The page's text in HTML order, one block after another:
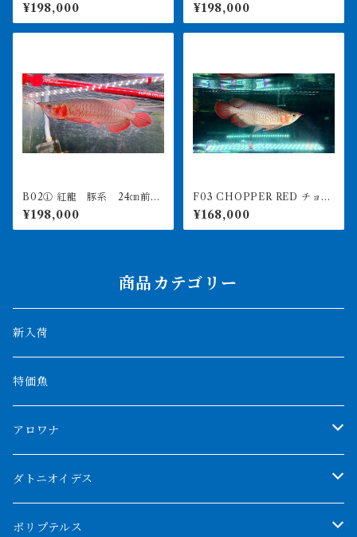
LESTARI アジアアロワナ 紅
龍 260-005130
¥198,000
LESTARI アジアアロワナ 紅
龍 260-005133
¥198,000
B02① 紅龍 豚系 24㎝前
後 アジアアロワナ 250-00
6272
¥198,000
F03 CHOPPER RED チョッ
パーレッド 25㎝前後 BILLY
-KENオリジナル アジアアロ
ワナ 紅龍ショート 250-00
¥168,000
商品カテゴリー
新入荷
特価魚
アロワナ
クンパイ
アブソリュートレッド
ダトニオイデス
シャムタイガー
ポリプテルス